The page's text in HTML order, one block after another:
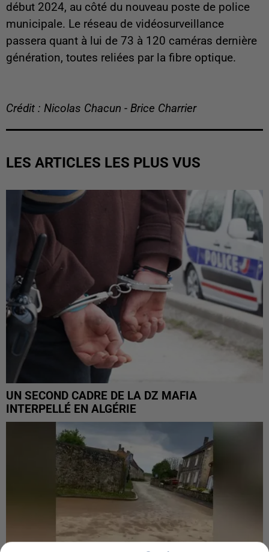
début 2024, au côté du nouveau poste de police
municipale. Le réseau de vidéosurveillance
passera quant à lui de 73 à 120 caméras dernière
génération, toutes reliées par la fibre optique.
Crédit : Nicolas Chacun - Brice Charrier
LES ARTICLES LES PLUS VUS
UN SECOND CADRE DE LA DZ MAFIA
INTERPELLÉ EN ALGÉRIE